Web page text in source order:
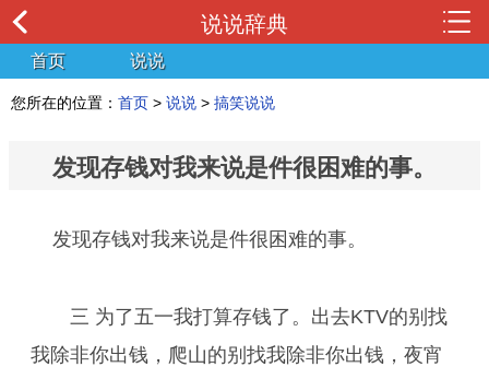
说说辞典
首页 说说
您所在的位置： 首页 > 说说 > 搞笑说说
发现存钱对我来说是件很困难的事。
发现存钱对我来说是件很困难的事。
三 为了五一我打算存钱了。出去KTV的别找
我除非你出钱，爬山的别找我除非你出钱，夜宵